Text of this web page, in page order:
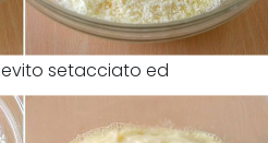
setacciato ed